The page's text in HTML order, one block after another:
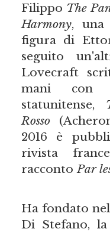
Filippo The
Harmony, una
figura di
seguito
Lovecraft
mani con
statunitense,
Rosso
2016 è
rivista
raccontoPar
Ha fondato
Di Stefano,